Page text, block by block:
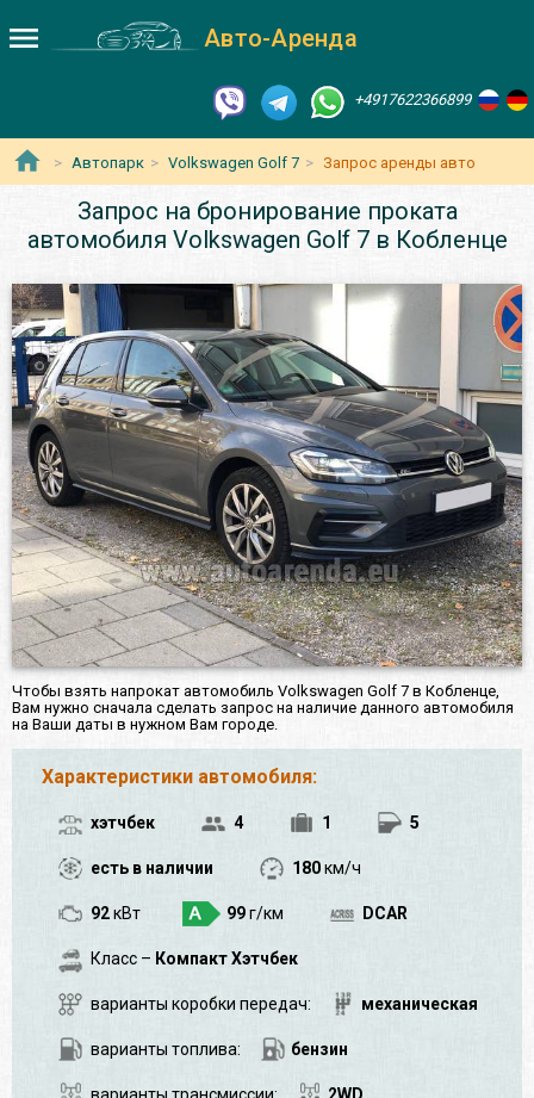
Авто-Аренда
+4917622366899
Автопарк Volkswagen Golf 7 Запрос аренды авто
Запрос на бронирование проката
автомобиля Volkswagen Golf 7 в Кобленце
Чтобы взять напрокат автомобиль Volkswagen Golf 7 в Кобленце,
Вам нужно сначала сделать запрос на наличие данного автомобиля
на Ваши даты в нужном Вам городе.
Характеристики автомобиля:
хэтчбек 4 1 5
есть в наличии 180км/ч
92кВт 99г/км DCAR
Класс – Компакт Хэтчбек
варианты коробки передач: механическая
варианты топлива: бензин